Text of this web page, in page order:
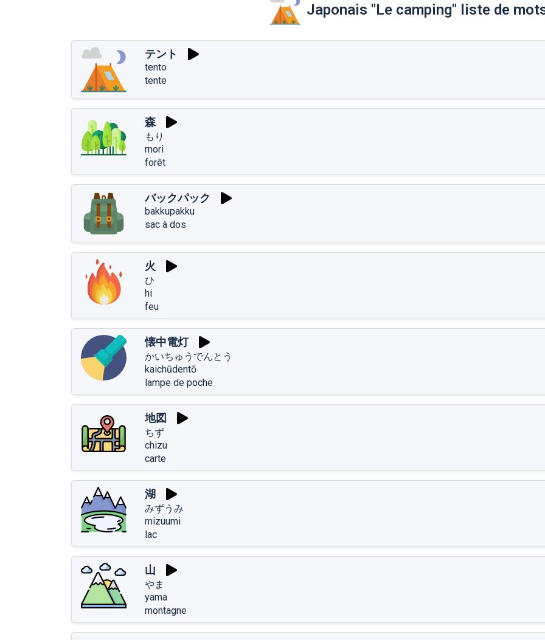
Japonais "Le camping" liste de
テント
tento
tente
森
もり
mori
forêt
バックパック
bakkupakku
sac à dos
火
ひ
hi
feu
懐中電灯
かいちゅうでんとう
kaichūdentō
lampe de poche
地図
ちず
chizu
carte
湖
みずうみ
mizuumi
lac
山
やま
yama
montagne